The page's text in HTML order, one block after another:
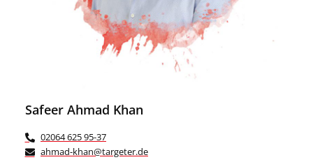
Safeer Ahmad Khan
02064 625 95-37
ahmad-khan@targeter.de